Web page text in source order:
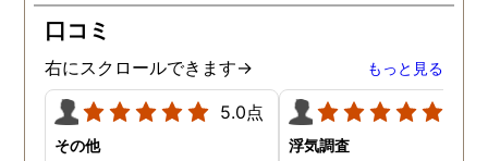
倫の証拠を揃えることがで
きました。
口コミ
右にスクロールできます→ もっと見る
5.0点
その他 浮気調査